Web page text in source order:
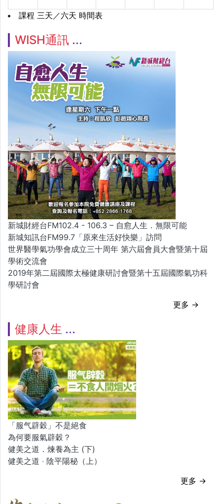
課程 三天／六天 時間表
WISH通訊
新城財經台FM102.4 - 106.3 – 自愈人生．無限可能
新城知訊台FM99.7「原來生活好快樂」訪問
世界醫學氣功學會成立三十周年 第六屆會員大會暨第十屆
學術交流會
2019年第二屆國際太極健康研討會暨第十五屆國際氣功科
學研討會
更多 →
健康人生
「服气辟穀」不是絕食
為何要服氣辟穀？
健美之道．煉養為主 (下)
健美之道 ‧ 陰平陽秘（上）
更多 →